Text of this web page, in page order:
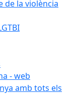
de la violència
- web
amb tots els